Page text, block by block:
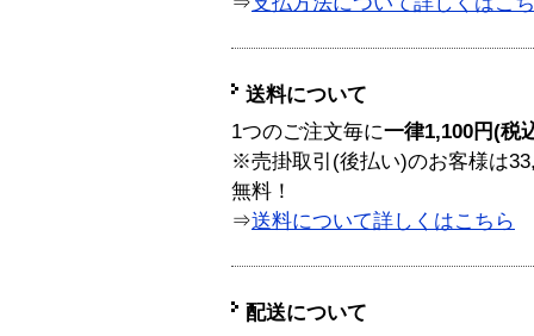
送料について
1つのご注文毎に一律1,100円(税
※売掛取引(後払い)のお客様は
無料！
⇒送料について詳しくはこちら
配送について